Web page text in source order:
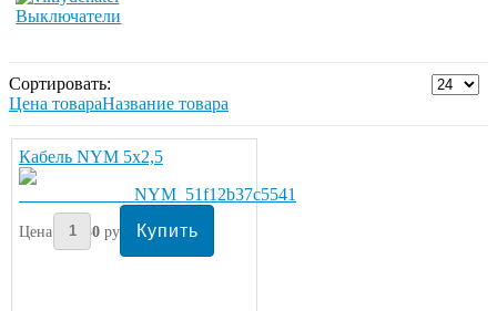
Выключатели
Сортировать:
Цена товараНазвание товара
Кабель NYM 5х2,5
Цена: 230руб/метр